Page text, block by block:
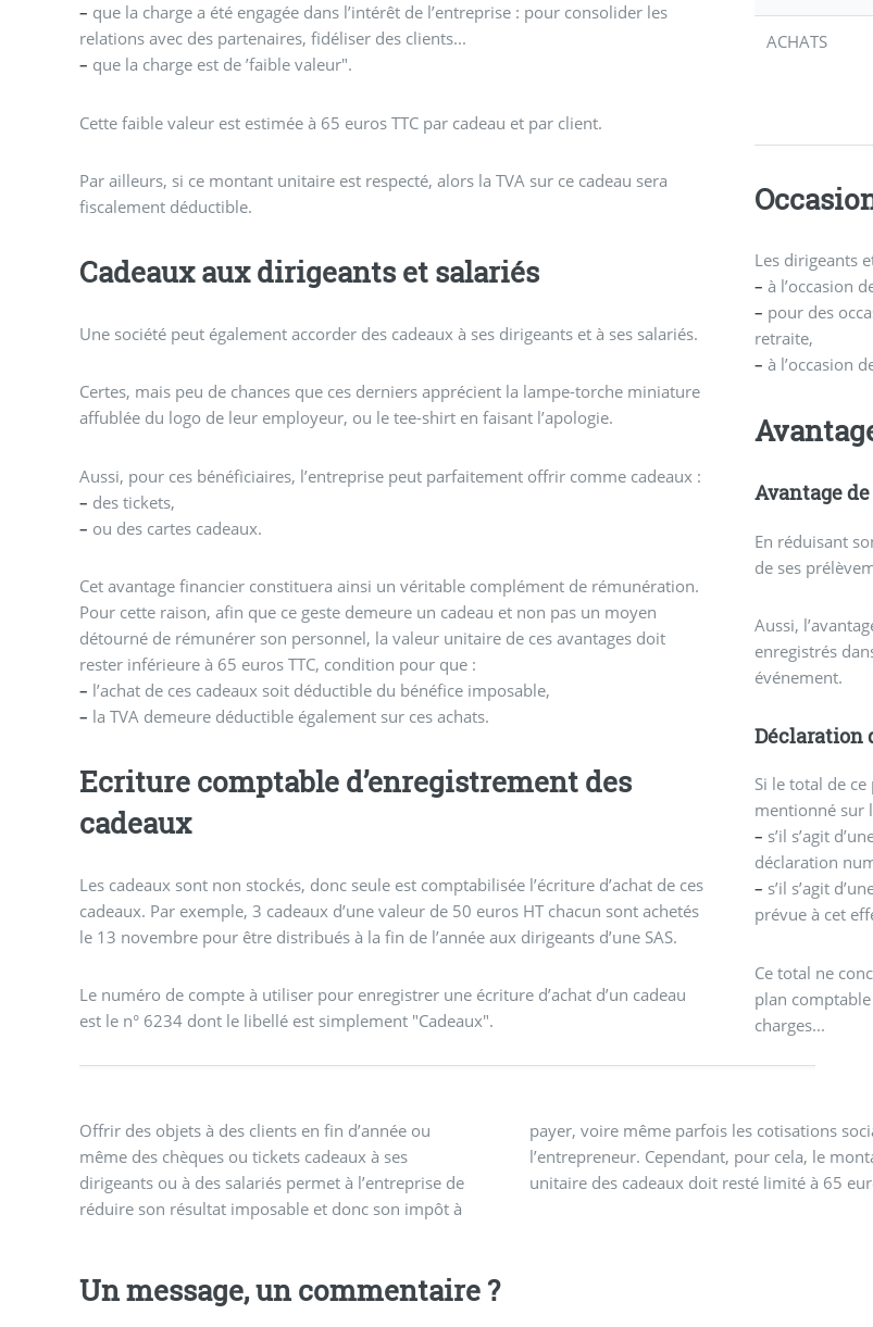
– que la charge a été engagée dans l’intérêt de l’entreprise : pour consolider les
relations avec des partenaires, fidéliser des clients...
– que la charge est de ’faible valeur".
Cette faible valeur est estimée à 65 euros TTC par cadeau et par client.
Par ailleurs, si ce montant unitaire est respecté, alors la TVA sur ce cadeau sera
fiscalement déductible.
Cadeaux aux dirigeants et salariés
Une société peut également accorder des cadeaux à ses dirigeants et à ses salariés.
Certes, mais peu de chances que ces derniers apprécient la lampe-torche miniature
affublée du logo de leur employeur, ou le tee-shirt en faisant l’apologie.
Aussi, pour ces bénéficiaires, l’entreprise peut parfaitement offrir comme cadeaux :
– des tickets,
– ou des cartes cadeaux.
Cet avantage financier constituera ainsi un véritable complément de rémunération.
Pour cette raison, afin que ce geste demeure un cadeau et non pas un moyen
détourné de rémunérer son personnel, la valeur unitaire de ces avantages doit
rester inférieure à 65 euros TTC, condition pour que :
– l’achat de ces cadeaux soit déductible du bénéfice imposable,
– la TVA demeure déductible également sur ces achats.
Ecriture comptable d’enregistrement des
cadeaux
Les cadeaux sont non stockés, donc seule est comptabilisée l’écriture d’achat de ces
cadeaux. Par exemple, 3 cadeaux d’une valeur de 50 euros HT chacun sont achetés
le 13 novembre pour être distribués à la fin de l’année aux dirigeants d’une SAS.
Le numéro de compte à utiliser pour enregistrer une écriture d’achat d’un cadeau
est le n° 6234 dont le libellé est simplement "Cadeaux".
ACHATS
Les dirigeants
– à l’occasion
– pour des
retraite,
– à l’occasion
Avantage
En réduisant
de ses
Aussi,
enregistrés
événement.
Déclaration
Si le total de
mentionné sur
– s’il s’agit
déclaration
– s’il s’agit
prévue à cet
Ce total ne
plan
charges...
Offrir des objets à des clients en fin d’année ou
même des chèques ou tickets cadeaux à ses
dirigeants ou à des salariés permet à l’entreprise de
réduire son résultat imposable et donc son impôt à
payer, voire même parfois les cotisations sociales de
l’entrepreneur. Cependant, pour cela, le montant
unitaire des cadeaux doit resté limité à 65 euros, et
cette même limite est requise pour déduire la TVA
Un message, un commentaire ?